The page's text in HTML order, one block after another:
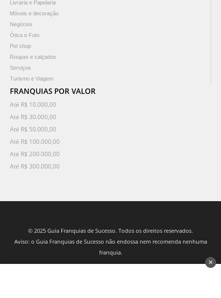
Livraria e Papelaria
Móveis e decoração
Negócios
Ótica e Foto
Pet shop
Roupas e calçados
Serviços
Turismo e Viagem
FRANQUIAS POR VALOR
Até R$ 10.000,00
Até R$ 30.000,00
Até R$ 50.000,00
Até R$ 100.000,00
Até R$ 200.000,00
Até R$ 300.000,00
© 2025 Guia Franquias de Sucesso. Todos os direitos reservados.
Aviso: o Guia Franquias de Sucesso não endossa nem recomenda nenhuma
franquia.
✕